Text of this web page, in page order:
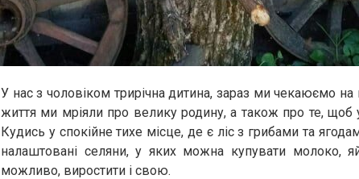
У нас з чоловіком трирічна дитина, зараз ми чекаюємо на
життя ми мріяли про велику родину, а також про те, щоб
Кудись у спокійне тихе місце, де є ліс з грибами та
налаштовані селяни, у яких можна купувати молоко,
можливо, виростити і свою.